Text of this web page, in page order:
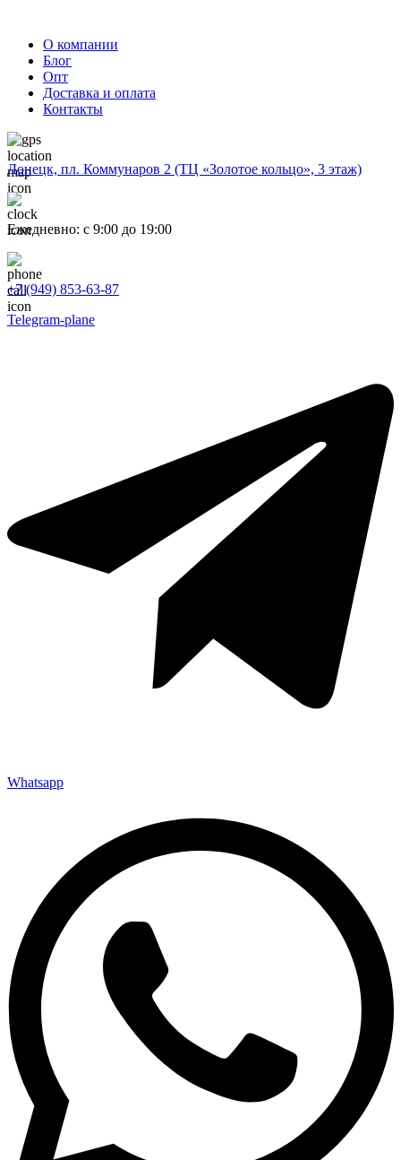
О компании
Блог
Опт
Доставка и оплата
Контакты
Донецк, пл. Коммунаров 2 (ТЦ «Золотое кольцо», 3 этаж)
Ежедневно: с 9:00 до 19:00
+7 (949) 853-63-87
Telegram-plane
Whatsapp